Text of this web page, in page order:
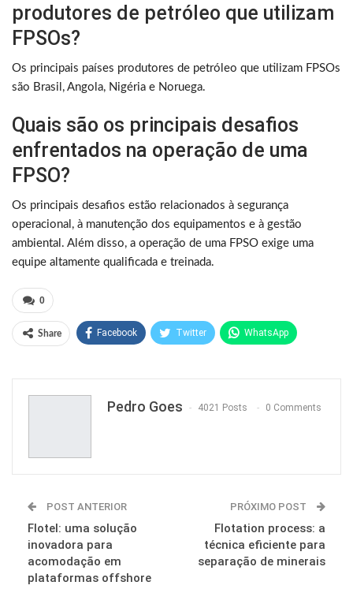
produtores de petróleo que utilizam
FPSOs?
Os principais países produtores de petróleo que utilizam FPSOs
são Brasil, Angola, Nigéria e Noruega.
Quais são os principais desafios
enfrentados na operação de uma
FPSO?
Os principais desafios estão relacionados à segurança
operacional, à manutenção dos equipamentos e à gestão
ambiental. Além disso, a operação de uma FPSO exige uma
equipe altamente qualificada e treinada.
0
Share Facebook Twitter WhatsApp
Pedro Goes 4021 Posts 0 Comments
POST ANTERIOR
Flotel: uma solução
inovadora para
acomodação em
plataformas offshore
PRÓXIMO POST
Flotation process: a
técnica eficiente para
separação de minerais